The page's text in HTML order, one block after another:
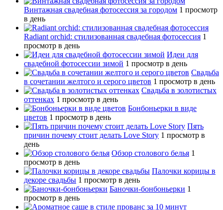
Винтажная свадебная фотосессия за городом 1 просмотр
в день
Radiant orchid: стилизованная свадебная фотосессия 1
просмотр в день
Идеи для
свадебной фотосессии зимой 1 просмотр в день
Свадьба
в сочетании желтого и серого цветов 1 просмотр в день
Свадьба в золотистых
оттенках 1 просмотр в день
Бонбоньерки в виде
цветов 1 просмотр в день
Пять
причин почему стоит делать Love Story 1 просмотр в
день
Обзор столового белья 1
просмотр в день
Палочки корицы в
декоре свадьбы 1 просмотр в день
Баночки-бонбоньерки 1
просмотр в день